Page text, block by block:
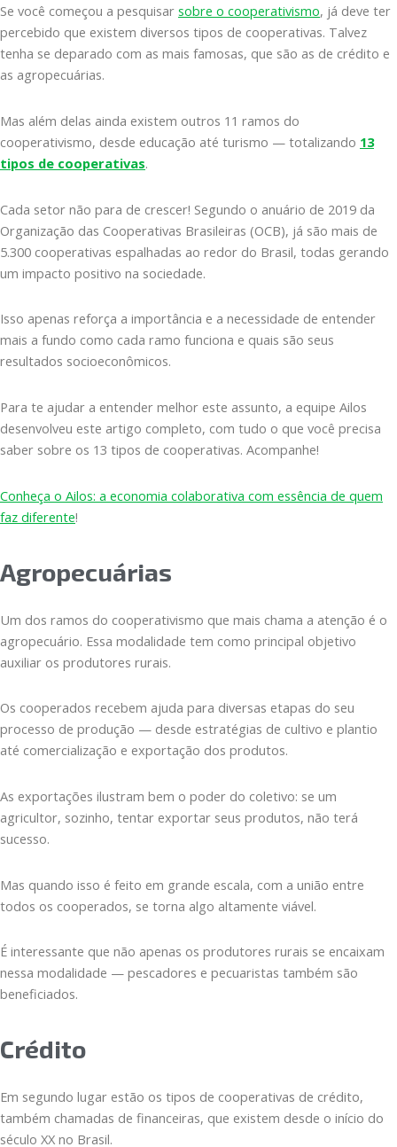
Se você começou a pesquisar sobre o cooperativismo, já deve ter
percebido que existem diversos tipos de cooperativas. Talvez
tenha se deparado com as mais famosas, que são as de crédito e
as agropecuárias.
Mas além delas ainda existem outros 11 ramos do
cooperativismo, desde educação até turismo — totalizando 13
tipos de cooperativas.
Cada setor não para de crescer! Segundo o anuário de 2019 da
Organização das Cooperativas Brasileiras (OCB), já são mais de
5.300 cooperativas espalhadas ao redor do Brasil, todas gerando
um impacto positivo na sociedade.
Isso apenas reforça a importância e a necessidade de entender
mais a fundo como cada ramo funciona e quais são seus
resultados socioeconômicos.
Para te ajudar a entender melhor este assunto, a equipe Ailos
desenvolveu este artigo completo, com tudo o que você precisa
saber sobre os 13 tipos de cooperativas. Acompanhe!
Conheça o Ailos: a economia colaborativa com essência de quem
faz diferente!
Agropecuárias
Um dos ramos do cooperativismo que mais chama a atenção é o
agropecuário. Essa modalidade tem como principal objetivo
auxiliar os produtores rurais.
Os cooperados recebem ajuda para diversas etapas do seu
processo de produção — desde estratégias de cultivo e plantio
até comercialização e exportação dos produtos.
As exportações ilustram bem o poder do coletivo: se um
agricultor, sozinho, tentar exportar seus produtos, não terá
sucesso.
Mas quando isso é feito em grande escala, com a união entre
todos os cooperados, se torna algo altamente viável.
É interessante que não apenas os produtores rurais se encaixam
nessa modalidade — pescadores e pecuaristas também são
beneficiados.
Crédito
Em segundo lugar estão os tipos de cooperativas de crédito,
também chamadas de financeiras, que existem desde o início do
século XX no Brasil.